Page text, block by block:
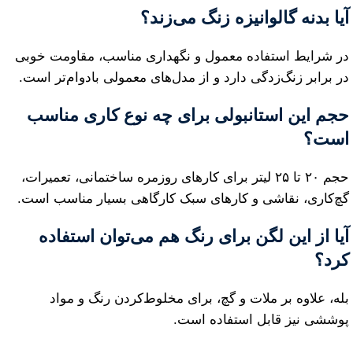
آیا بدنه گالوانیزه زنگ می‌زند؟
در شرایط استفاده معمول و نگهداری مناسب، مقاومت خوبی
در برابر زنگ‌زدگی دارد و از مدل‌های معمولی بادوام‌تر است.
حجم این استانبولی برای چه نوع کاری مناسب
است؟
حجم ۲۰ تا ۲۵ لیتر برای کارهای روزمره ساختمانی، تعمیرات،
گچ‌کاری، نقاشی و کارهای سبک کارگاهی بسیار مناسب است.
آیا از این لگن برای رنگ هم می‌توان استفاده
کرد؟
بله، علاوه بر ملات و گچ، برای مخلوط‌کردن رنگ و مواد
پوششی نیز قابل استفاده است.